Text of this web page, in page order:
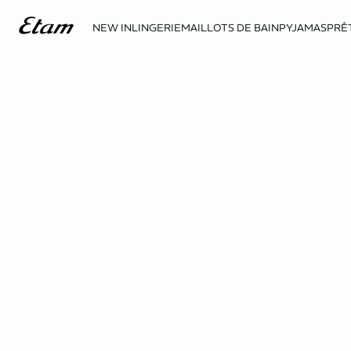
NEW INLINGERIEMAILLOTS DE BAINPYJAMAS